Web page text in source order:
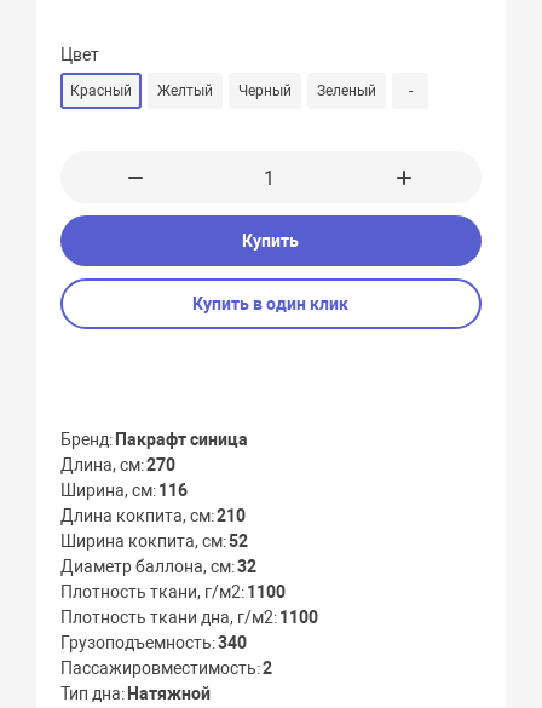
Цвет
Красный Желтый Черный Зеленый -
Купить
Купить в один клик
Бренд Пакрафт синица
Длина, см 270
Ширина, см 116
Длина кокпита, см 210
Ширина кокпита, см 52
Диаметр баллона, см 32
Плотность ткани, г/м2 1100
Плотность ткани дна, г/м2 1100
Грузоподъемность 340
Пассажировместимость 2
Тип дна Натяжной